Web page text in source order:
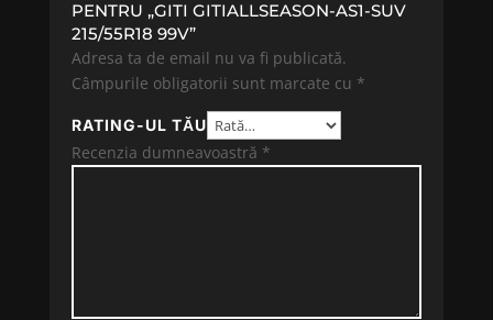
PENTRU „GITI GITIALLSEASON-AS1-SUV
215/55R18 99V”
Adresa ta de email nu va fi publicată.
Câmpurile obligatorii sunt marcate cu *
RATING-UL TĂU
Recenzia dumneavoastră *